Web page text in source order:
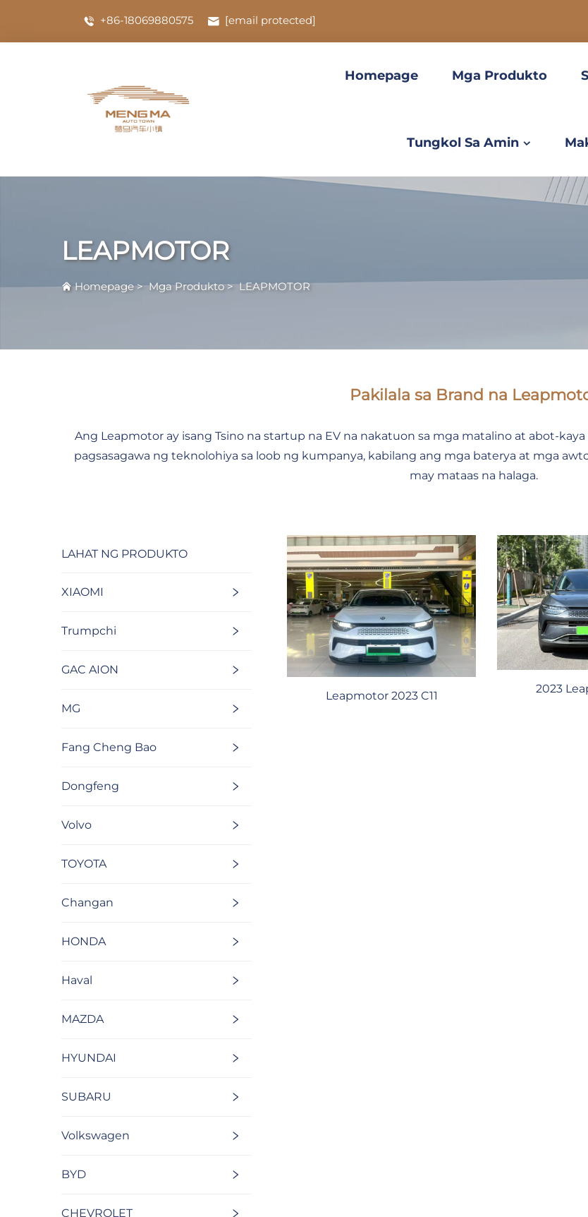
+86-18069880575 [email protected]
Homepage Mga Produkto
Tungkol Sa Amin
LEAPMOTOR
Homepage>Mga Produkto>LEAPMOTOR
Pakilala sa Brand na
Ang Leapmotor ay isang Tsino na startup na EV na nakatuon sa mga matalino at abot-
pagsasagawa ng teknolohiya sa loob ng kumpanya, kabilang ang mga baterya at mga
may mataas na halaga.
LAHAT NG PRODUKTO
XIAOMI
Trumpchi
GAC AION
MG
Fang Cheng Bao
Dongfeng
Volvo
TOYOTA
Changan
HONDA
Haval
MAZDA
HYUNDAI
SUBARU
Volkswagen
BYD
CHEVROLET
Leapmotor 2023 C11
2023